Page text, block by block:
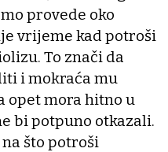
provede oko
vrijeme kad potroši
To znači da
i mokraća mu
opet mora hitno u
bi potpuno otkazali.
što potroši